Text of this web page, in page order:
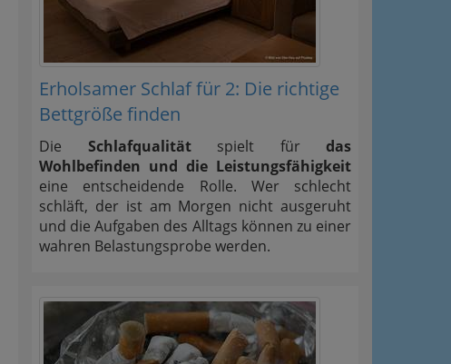
Erholsamer Schlaf für 2: Die richtige
Bettgröße finden
Die Schlafqualitätspielt für das
Wohlbefinden und die Leistungsfähigkeit
eine entscheidende Rolle. Wer schlecht
schläft, der ist am Morgen nicht ausgeruht
und die Aufgaben des Alltags können zu einer
wahren Belastungsprobe werden.